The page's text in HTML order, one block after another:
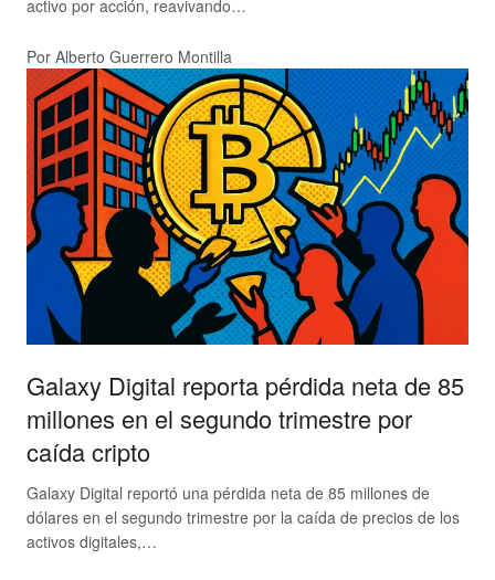
activo por acción, reavivando…
Por Alberto Guerrero Montilla
Galaxy Digital reporta pérdida neta de 85
millones en el segundo trimestre por
caída cripto
Galaxy Digital reportó una pérdida neta de 85 millones de
dólares en el segundo trimestre por la caída de precios de los
activos digitales,…